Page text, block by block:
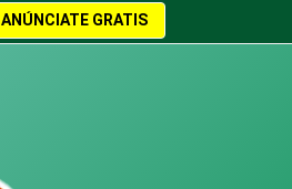
ANÚNCIATE GRATIS